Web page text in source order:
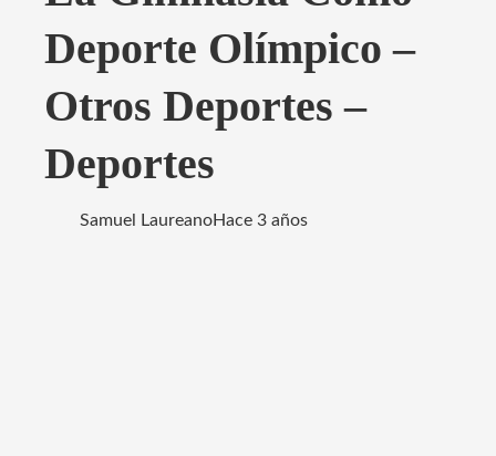
Deporte Olímpico –
Otros Deportes –
Deportes
Samuel LaureanoHace 3 años